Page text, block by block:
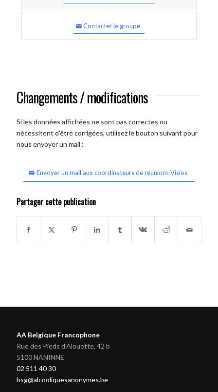
Contacter le groupe
Changements / modifications
Si les données affichées ne sont pas correctes ou
nécessitent d'être corrigées, utilisez le bouton suivant pour
nous envoyer un mail :
Envoyer un mail aux coordinateurs de réunions Visios
Partager cette publication
AA Belgique Francophone
Rue des Pieds d'Alouette, 42 b
5100 NANINNE
02 511 40 30
bsg@alcooliquesanonymes.be